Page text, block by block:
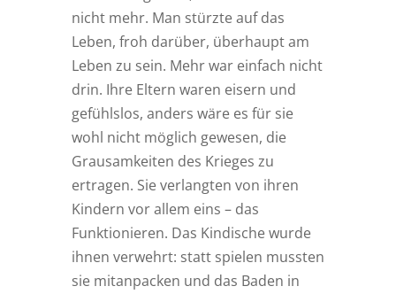
nicht mehr. Man stürzte auf das
Leben, froh darüber, überhaupt am
Leben zu sein. Mehr war einfach nicht
drin. Ihre Eltern waren eisern und
gefühlslos, anders wäre es für sie
wohl nicht möglich gewesen, die
Grausamkeiten des Krieges zu
ertragen. Sie verlangten von ihren
Kindern vor allem eins – das
Funktionieren. Das Kindische wurde
ihnen verwehrt: statt spielen mussten
sie mitanpacken und das Baden in